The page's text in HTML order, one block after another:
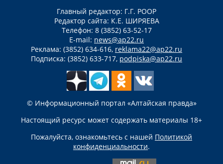
Главный редактор: Г.Г. РООР
Редактор сайта: К.Е. ШИРЯЕВА
Телефон: 8 (3852) 63-52-17
E-mail: news@ap22.ru
Реклама: (3852) 634-616, reklama22@ap22.ru
Подписка: (3852) 633-717, podpiska@ap22.ru
© Информационный портал «Алтайская правда»
Настоящий ресурс может содержать материалы 18+
Пожалуйста, ознакомьтесь с нашей Политикой
конфиденциальности.